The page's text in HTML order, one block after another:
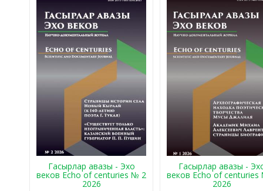
Гасырлар авазы - Эхо
веков Echo of centuries № 2
2026
Гасырлар авазы -
веков Echo of
2026